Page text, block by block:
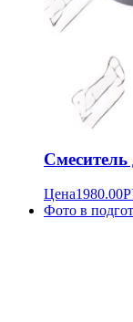
Цена1980.00
Фото в